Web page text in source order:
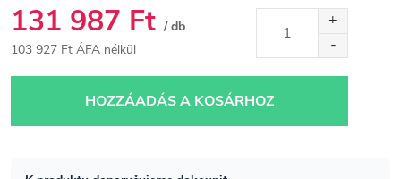
131 987 Ft / db
103 927 Ft ÁFA nélkül
HOZZÁADÁS A KOSÁRHOZ